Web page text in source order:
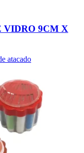
VIDRO 9CM X
atacado